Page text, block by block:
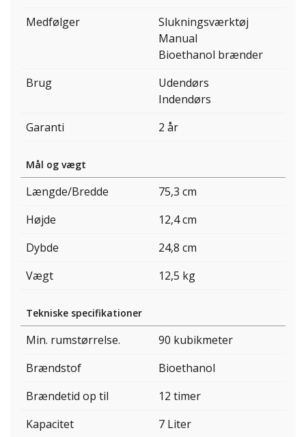
Medfølger
Slukningsværktøj
Manual
Bioethanol brænder
Brug
Udendørs
Indendørs
Garanti
2 år
Mål og vægt
Længde/Bredde
75,3 cm
Højde
12,4 cm
Dybde
24,8 cm
Vægt
12,5 kg
Tekniske specifikationer
Min. rumstørrelse.
90 kubikmeter
Brændstof
Bioethanol
Brændetid op til
12 timer
Kapacitet
7 Liter